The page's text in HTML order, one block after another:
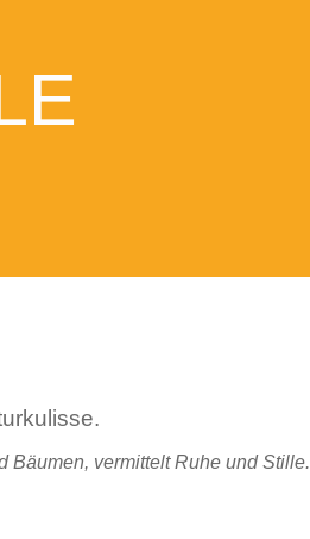
Bäumen, vermittelt Ruhe und Stille.